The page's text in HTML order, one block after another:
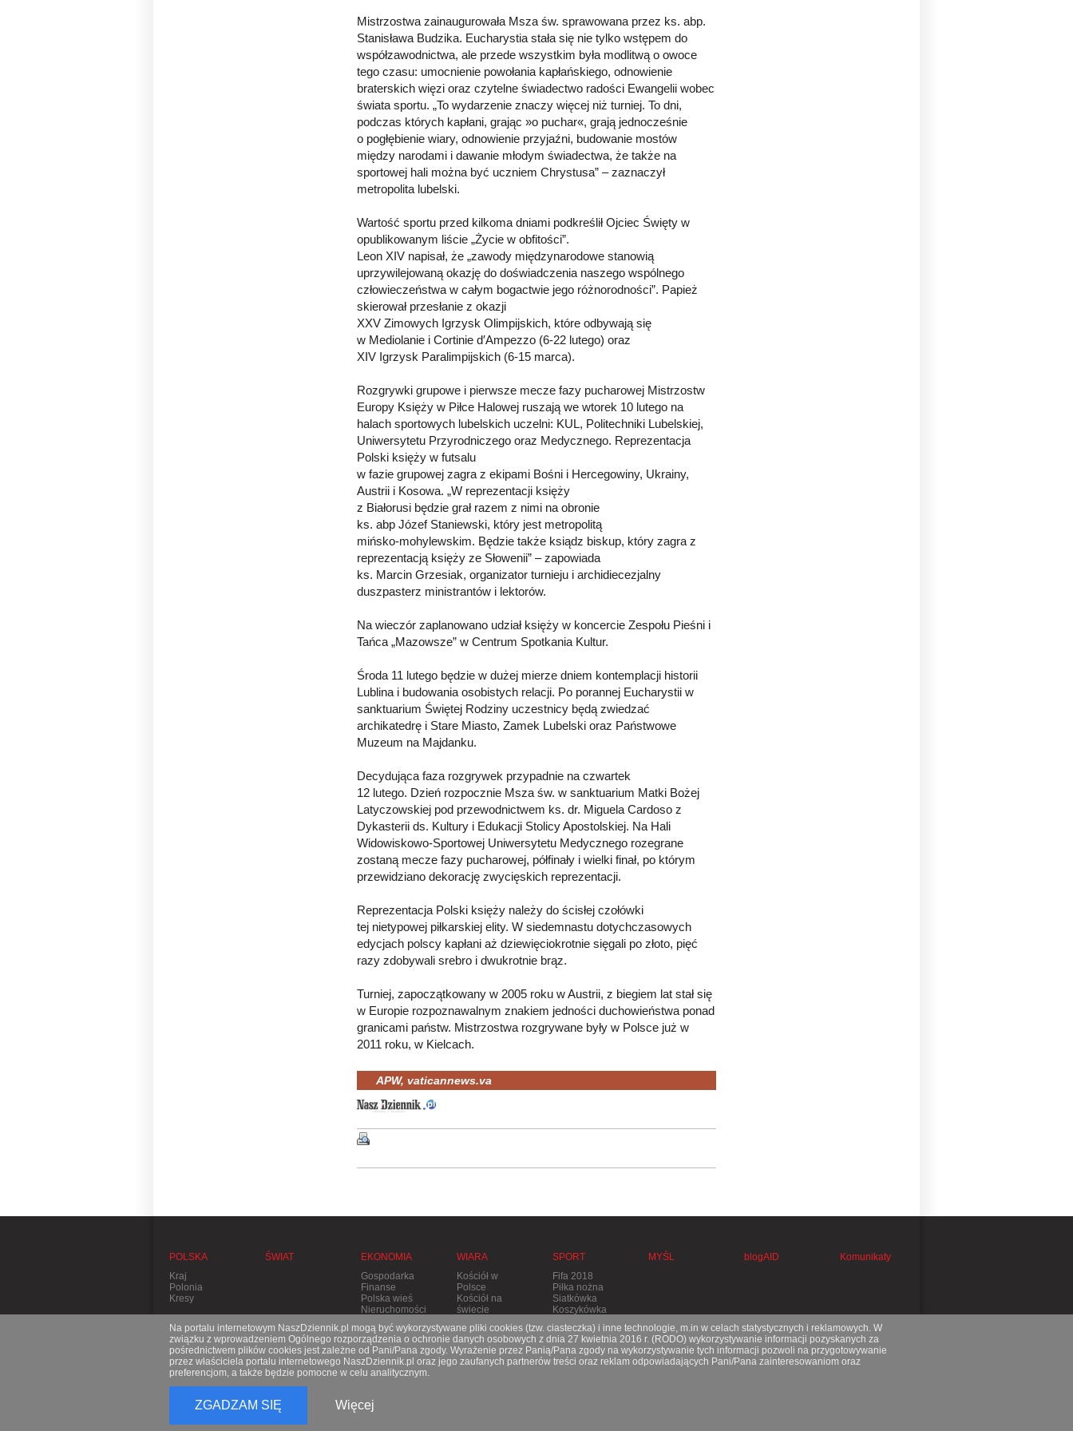
Mistrzostwa zainaugurowała Msza św. sprawowana przez ks. abp.
Stanisława Budzika. Eucharystia stała się nie tylko wstępem do
współzawodnictwa, ale przede wszystkim była modlitwą o owoce
tego czasu: umocnienie powołania kapłańskiego, odnowienie
braterskich więzi oraz czytelne świadectwo radości Ewangelii wobec
świata sportu. „To wydarzenie znaczy więcej niż turniej. To dni,
podczas których kapłani, grając »o puchar«, grają jednocześnie
o pogłębienie wiary, odnowienie przyjaźni, budowanie mostów
między narodami i dawanie młodym świadectwa, że także na
sportowej hali można być uczniem Chrystusa” – zaznaczył
metropolita lubelski.
Wartość sportu przed kilkoma dniami podkreślił Ojciec Święty w
opublikowanym liście „Życie w obfitości”.
Leon XIV napisał, że „zawody międzynarodowe stanowią
uprzywilejowaną okazję do doświadczenia naszego wspólnego
człowieczeństwa w całym bogactwie jego różnorodności”. Papież
skierował przesłanie z okazji
XXV Zimowych Igrzysk Olimpijskich, które odbywają się
w Mediolanie i Cortinie d′Ampezzo (6-22 lutego) oraz
XIV Igrzysk Paralimpijskich (6-15 marca).
Rozgrywki grupowe i pierwsze mecze fazy pucharowej Mistrzostw
Europy Księży w Piłce Halowej ruszają we wtorek 10 lutego na
halach sportowych lubelskich uczelni: KUL, Politechniki Lubelskiej,
Uniwersytetu Przyrodniczego oraz Medycznego. Reprezentacja
Polski księży w futsalu
w fazie grupowej zagra z ekipami Bośni i Hercegowiny, Ukrainy,
Austrii i Kosowa. „W reprezentacji księży
z Białorusi będzie grał razem z nimi na obronie
ks. abp Józef Staniewski, który jest metropolitą
mińsko-mohylewskim. Będzie także ksiądz biskup, który zagra z
reprezentacją księży ze Słowenii” – zapowiada
ks. Marcin Grzesiak, organizator turnieju i archidiecezjalny
duszpasterz ministrantów i lektorów.
Na wieczór zaplanowano udział księży w koncercie Zespołu Pieśni i
Tańca „Mazowsze” w Centrum Spotkania Kultur.
Środa 11 lutego będzie w dużej mierze dniem kontemplacji historii
Lublina i budowania osobistych relacji. Po porannej Eucharystii w
sanktuarium Świętej Rodziny uczestnicy będą zwiedzać
archikatedrę i Stare Miasto, Zamek Lubelski oraz Państwowe
Muzeum na Majdanku.
Decydująca faza rozgrywek przypadnie na czwartek
12 lutego. Dzień rozpocznie Msza św. w sanktuarium Matki Bożej
Latyczowskiej pod przewodnictwem ks. dr. Miguela Cardoso z
Dykasterii ds. Kultury i Edukacji Stolicy Apostolskiej. Na Hali
Widowiskowo-Sportowej Uniwersytetu Medycznego rozegrane
zostaną mecze fazy pucharowej, półfinały i wielki finał, po którym
przewidziano dekorację zwycięskich reprezentacji.
Reprezentacja Polski księży należy do ścisłej czołówki
tej nietypowej piłkarskiej elity. W siedemnastu dotychczasowych
edycjach polscy kapłani aż dziewięciokrotnie sięgali po złoto, pięć
razy zdobywali srebro i dwukrotnie brąz.
Turniej, zapoczątkowany w 2005 roku w Austrii, z biegiem lat stał się
w Europie rozpoznawalnym znakiem jedności duchowieństwa ponad
granicami państw. Mistrzostwa rozgrywane były w Polsce już w
2011 roku, w Kielcach.
APW, vaticannews.va
POLSKA
Kraj
Polonia
Kresy
ŚWIAT
EKONOMIA
Gospodarka
Finanse
Polska wieś
Nieruchomości
WIARA
Kościół w
Polsce
Kościół na
świecie
Apostolska
Prześladowania
SPORT
Fifa 2018
Piłka nożna
Siatkówka
Koszykówka
Pozostałe
dyscypliny
MYŚL blogAID Komunikaty
Na portalu internetowym NaszDziennik.pl mogą być wykorzystywane pliki cookies (tzw. ciasteczka) i inne technologie, m.in w celach statystycznych i reklamowych. W
związku z wprowadzeniem Ogólnego rozporządzenia o ochronie danych osobowych z dnia 27 kwietnia 2016 r. (RODO) wykorzystywanie informacji pozyskanych za
pośrednictwem plików cookies jest zależne od Pani/Pana zgody. Wyrażenie przez Panią/Pana zgody na wykorzystywanie tych informacji pozwoli na przygotowywanie
przez właściciela portalu internetowego NaszDziennik.pl oraz jego zaufanych partnerów treści oraz reklam odpowiadających Pani/Pana zainteresowaniom oraz
preferencjom, a także będzie pomocne w celu analitycznym.
ZGADZAM SIĘ Więcej